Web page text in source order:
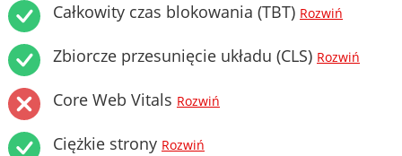
Całkowity czas blokowania (TBT) Rozwiń
Zbiorcze przesunięcie układu (CLS) Rozwiń
Core Web Vitals Rozwiń
Ciężkie strony Rozwiń